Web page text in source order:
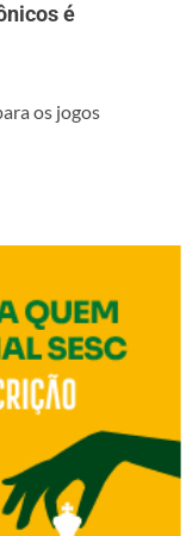
é
os jogos